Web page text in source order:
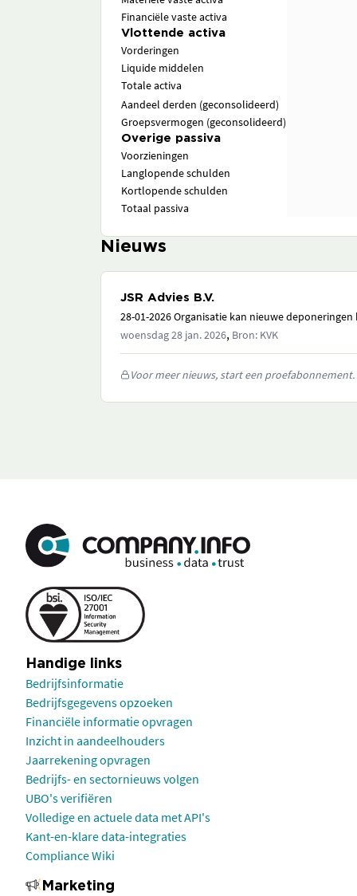
Financiële vaste activa
Vlottende activa
Vorderingen
Liquide middelen
Totale activa
Aandeel derden (geconsolideerd)
Groepsvermogen (geconsolideerd)
Overige passiva
Voorzieningen
Langlopende schulden
Kortlopende schulden
Totaal passiva
Nieuws
JSR Advies B.V.
28-01-2026 Organisatie kan nieuwe
woensdag 28 jan. 2026, Bron: KVK
Voor meer nieuws, start een proefabonnement.
Handige links
Bedrijfsinformatie
Bedrijfsgegevens opzoeken
Financiële informatie opvragen
Inzicht in aandeelhouders
Jaarrekening opvragen
Bedrijfs- en sectornieuws volgen
UBO's verifiëren
Volledige en actuele data met API's
Kant-en-klare data-integraties
Compliance Wiki
Marketing